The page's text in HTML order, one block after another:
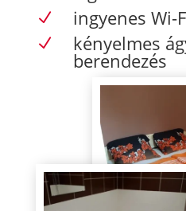
N ingyenes Wi-
N kényelmes
berendezés